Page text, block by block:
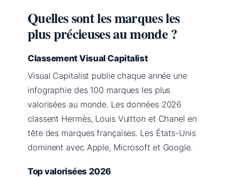
Quelles sont les marques les
plus précieuses au monde ?
Classement Visual Capitalist
Visual Capitalist publie chaque année une
infographie des 100 marques les plus
valorisées au monde. Les données 2026
classent Hermès, Louis Vuitton et Chanel en
tête des marques françaises. Les États-Unis
dominent avec Apple, Microsoft et Google.
Top valorisées 2026